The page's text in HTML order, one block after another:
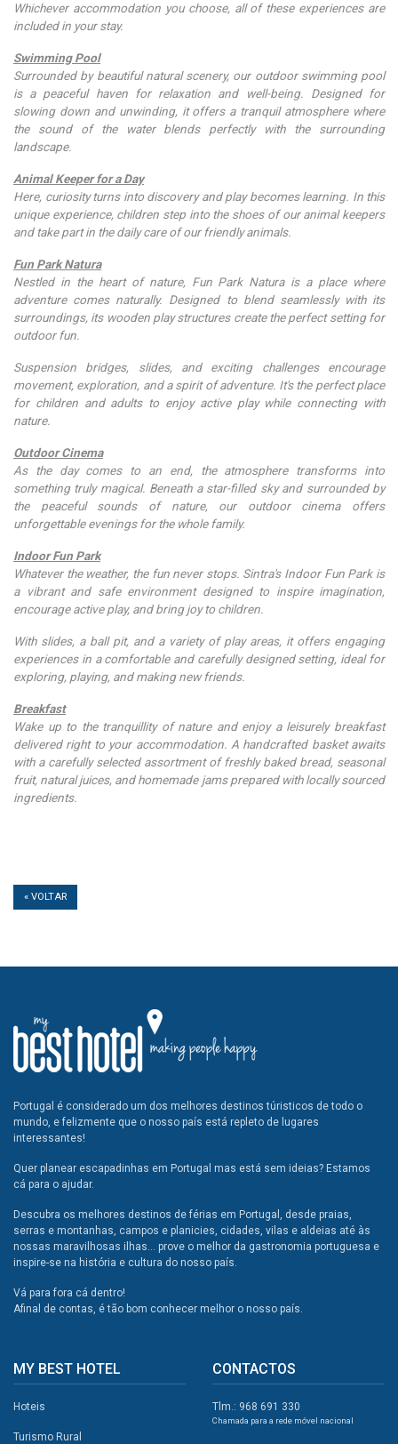
Whichever accommodation you choose, all of these experiences are
included in your stay.
Swimming Pool
Surrounded by beautiful natural scenery, our outdoor swimming pool
is a peaceful haven for relaxation and well-being. Designed for
slowing down and unwinding, it offers a tranquil atmosphere where
the sound of the water blends perfectly with the surrounding
landscape.
Animal Keeper for a Day
Here, curiosity turns into discovery and play becomes learning. In this
unique experience, children step into the shoes of our animal keepers
and take part in the daily care of our friendly animals.
Fun Park Natura
Nestled in the heart of nature, Fun Park Natura is a place where
adventure comes naturally. Designed to blend seamlessly with its
surroundings, its wooden play structures create the perfect setting for
outdoor fun.
Suspension bridges, slides, and exciting challenges encourage
movement, exploration, and a spirit of adventure. It's the perfect place
for children and adults to enjoy active play while connecting with
nature.
Outdoor Cinema
As the day comes to an end, the atmosphere transforms into
something truly magical. Beneath a star-filled sky and surrounded by
the peaceful sounds of nature, our outdoor cinema offers
unforgettable evenings for the whole family.
Indoor Fun Park
Whatever the weather, the fun never stops. Sintra's Indoor Fun Park is
a vibrant and safe environment designed to inspire imagination,
encourage active play, and bring joy to children.
With slides, a ball pit, and a variety of play areas, it offers engaging
experiences in a comfortable and carefully designed setting, ideal for
exploring, playing, and making new friends.
Breakfast
Wake up to the tranquillity of nature and enjoy a leisurely breakfast
delivered right to your accommodation. A handcrafted basket awaits
with a carefully selected assortment of freshly baked bread, seasonal
fruit, natural juices, and homemade jams prepared with locally sourced
ingredients.
« VOLTAR
Portugal é considerado um dos melhores destinos túristicos de todo o
mundo, e felizmente que o nosso país está repleto de lugares
interessantes!
Quer planear escapadinhas em Portugal mas está sem ideias? Estamos
cá para o ajudar.
Descubra os melhores destinos de férias em Portugal, desde praias,
serras e montanhas, campos e planicies, cidades, vilas e aldeias até às
nossas maravilhosas ilhas... prove o melhor da gastronomia portuguesa e
inspire-se na história e cultura do nosso país.
Vá para fora cá dentro!
Afinal de contas, é tão bom conhecer melhor o nosso país.
MY BEST HOTEL
Hoteis
Turismo Rural
CONTACTOS
Tlm.: 968 691 330
Chamada para a rede móvel nacional